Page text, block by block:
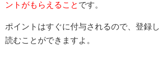
ントがもらえること です。
ポイントはすぐに付与されるので、登録
読むことができますよ。